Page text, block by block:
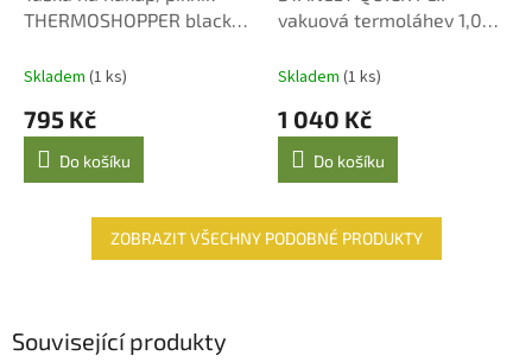
THERMOSHOPPER black
Skladem (1 ks)
795 Kč
Do košíku
vakuová termoláhev 1,06 l
Skladem (1 ks)
1 040 Kč
Do košíku
ZOBRAZIT VŠECHNY PODOBNÉ PRODUKTY
Související produkty